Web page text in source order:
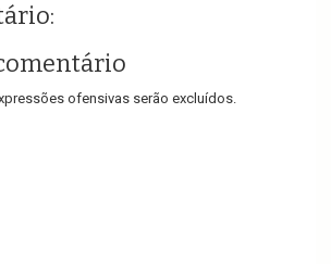
ofensivas serão excluídos.